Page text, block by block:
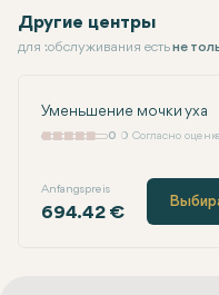
Другие центры
для :обслуживания естьне
Уменьшение мочки уха
0 0 Согласно
Anfangspreis
694.42 €